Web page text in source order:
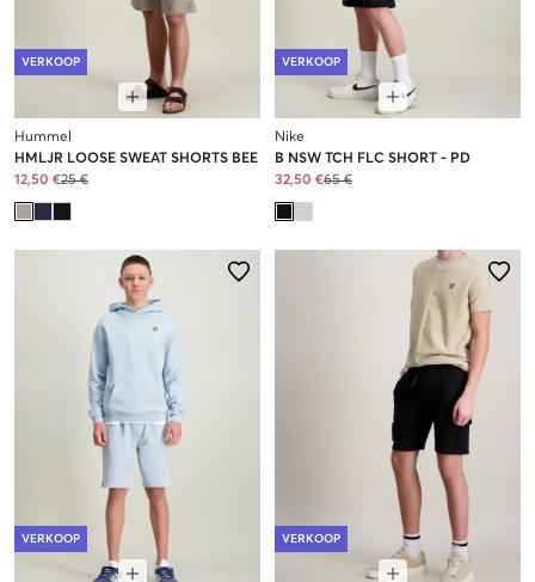
VERKOOP
Hummel
HMLJR LOOSE SWEAT SHORTS BEE
12,50 €25 €
VERKOOP
Nike
B NSW TCH FLC SHORT - PD
32,50 €65 €
VERKOOP VERKOOP